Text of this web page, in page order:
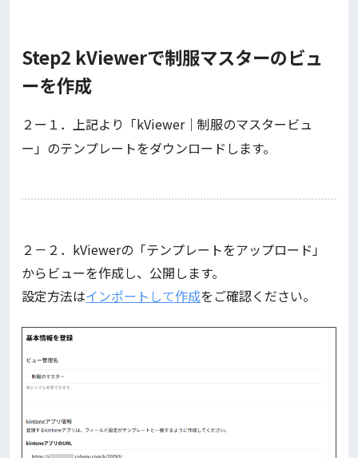
Step2 kViewerで制服マスターのビュ
ーを作成
２ー１．上記より「kViewer｜制服のマスタービュ
ー」のテンプレートをダウンロードします。
２－２．kViewerの「テンプレートをアップロード」
からビューを作成し、公開します。
設定方法はインポートして作成をご確認ください。